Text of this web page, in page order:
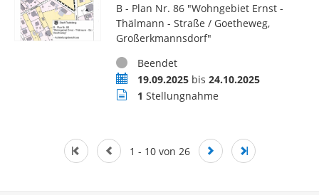
B - Plan Nr. 86 "Wohngebiet Ernst -
Thälmann - Straße / Goetheweg,
Großerkmannsdorf"
StatusBeendet
Zeitraum19.09.2025bis 24.10.2025
Stellungnahmen
1 Stellungnahme
1 - 10 von 26